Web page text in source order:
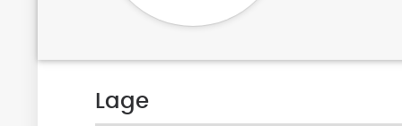
Lage